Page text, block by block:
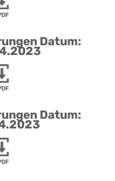
Datum:
Datum: